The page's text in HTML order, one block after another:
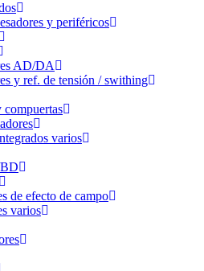
y periféricos
AD/DA
y ref. de tensión / swithing
varios
de efecto de campo
varios